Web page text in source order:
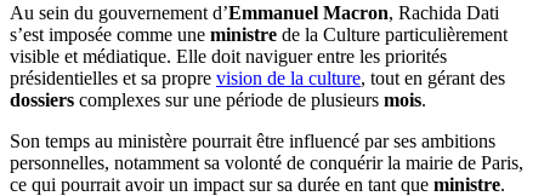
Au sein du gouvernement d’Emmanuel Macron, Rachida Dati
s’est imposée comme une ministre de la Culture particulièrement
visible et médiatique. Elle doit naviguer entre les priorités
présidentielles et sa propre vision de la culture, tout en gérant des
dossiers complexes sur une période de plusieurs mois.
Son temps au ministère pourrait être influencé par ses ambitions
personnelles, notamment sa volonté de conquérir la mairie de Paris,
ce qui pourrait avoir un impact sur sa durée en tant que ministre.